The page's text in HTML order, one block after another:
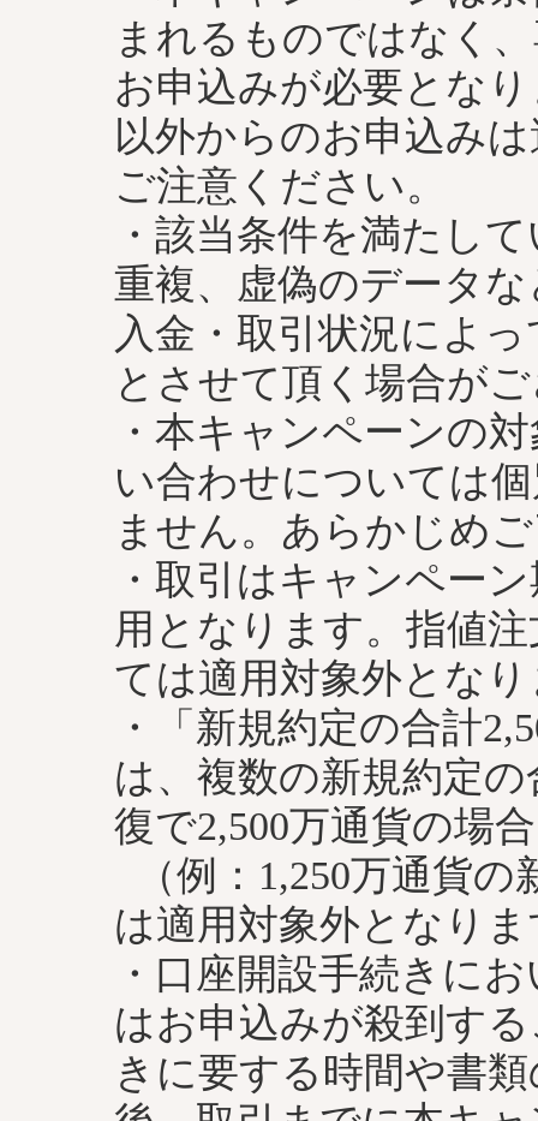
まれるものではなく
お申込みが必要とな
以外からのお申込み
ご注意ください。
・該当条件を満たし
重複、虚偽のデータ
入金・取引状況によ
とさせて頂く場合が
・本キャンペーンの
い合わせについては
ません。あらかじめ
・取引はキャンペー
用となります。指値
ては適用対象外とな
・「新規約定の合計
は、複数の新規約定
復で2,500万通貨の場合
（例：1,250万通貨
は適用対象外となり
・口座開設手続きに
はお申込みが殺到す
きに要する時間や書